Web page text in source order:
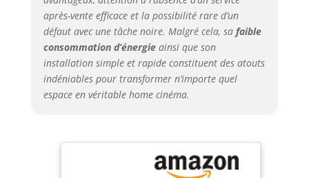
télévisuelle sans
précédent et
relaxante. 4K
Supporté & 26000L
& 25000:1
Contraste:J61Le
projecteur a une
également le 4K.
Cette technologie
de projecteur
après-vente efficace et la possibilité rare d’un
défaut avec une tâche noire. Malgré cela, sa faible
consommation d’énergieainsi que son
installation simple et rapide constituent des atouts
indéniables pour transformer n’importe quel
espace en véritable home cinéma.